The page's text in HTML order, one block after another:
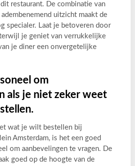
restaurant. De combinatie van
uitzicht maakt de
specialer. Laat je betoveren door
je geniet van verrukkelijke
je diner een onvergetelijke
om
als je niet zeker weet
wat je wilt bestellen bij
Amsterdam, is het een goed
om aanbevelingen te vragen. De
goed op de hoogte van de